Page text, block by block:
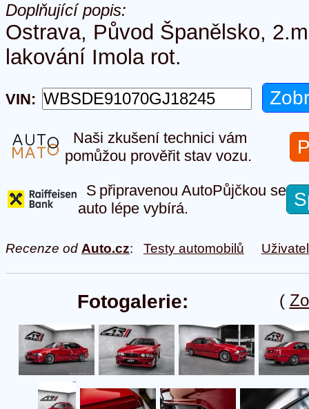
Doplňující popis:
Ostrava, Původ Španělsko,
lakování Imola rot.
VIN:
Naši zkušení technici vám
pomůžou prověřit stav vozu.
S připravenou AutoPůjčkou se
auto lépe vybírá.
Recenze od Auto.cz: Testy automobilů
(
Fotogalerie: